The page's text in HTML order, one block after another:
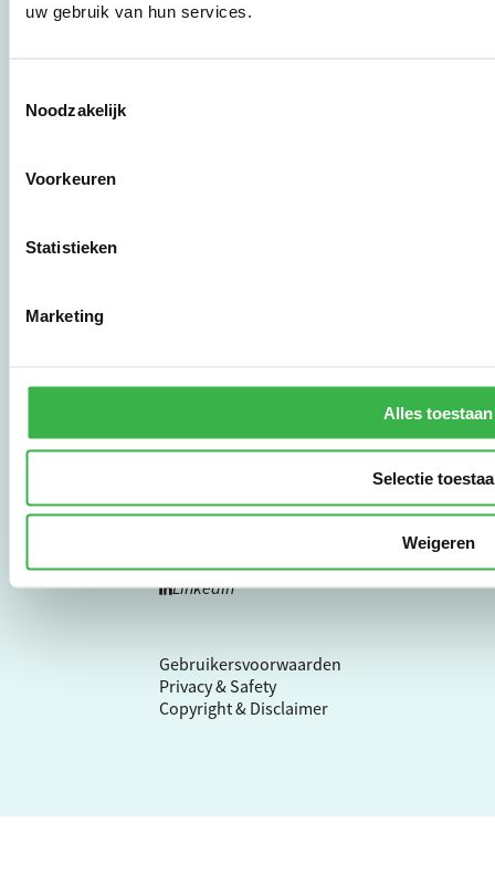
uw gebruik van hun services.
Noodzakelijk
Voorkeuren
Statistieken
Marketing
Alles toestaan
Selectie
Weigeren
De Milieubarometer is
Stichting Stimular
010 - 238 28 28
mail@stimular.nl
www.stimular.nl
LinkedIn
Gebruikersvoorwaarden
Privacy & Safety
Copyright & Disclaimer